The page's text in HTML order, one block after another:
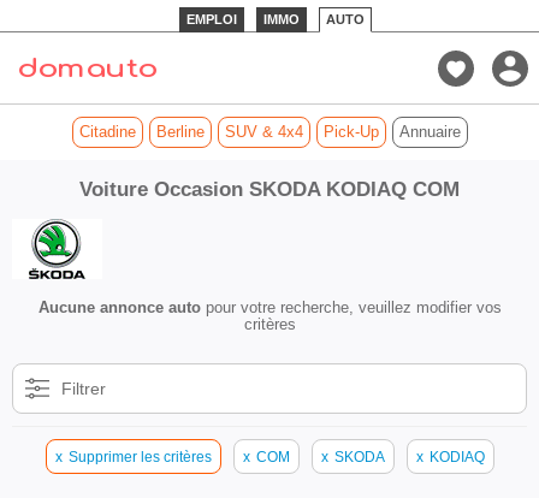
EMPLOI IMMO AUTO
Citadine Berline SUV & 4x4 Pick-Up Annuaire
Voiture Occasion SKODA KODIAQ COM
Aucune annonce autopour votre recherche, veuillez modifier vos
critères
Filtrer
x Supprimer les critères x COM x SKODA x KODIAQ